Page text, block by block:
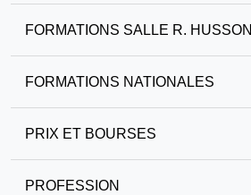
FORMATIONS SALLE R. HUSSON
FORMATIONS NATIONALES
PRIX ET BOURSES
PROFESSION